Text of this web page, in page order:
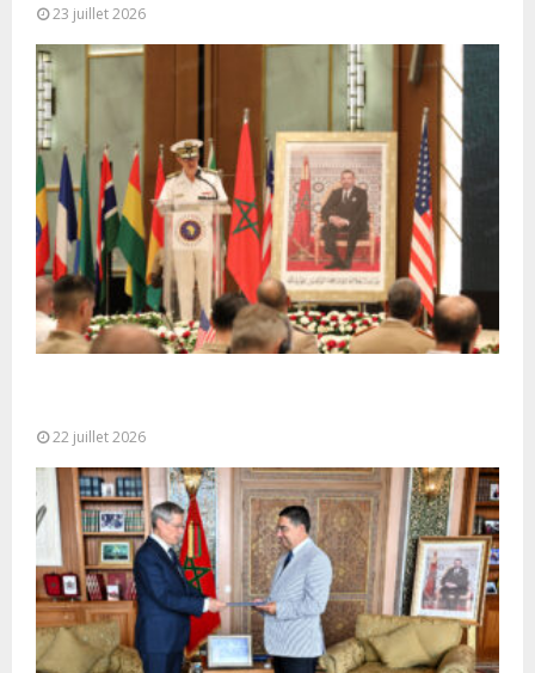
23 juillet 2026
22 juillet 2026